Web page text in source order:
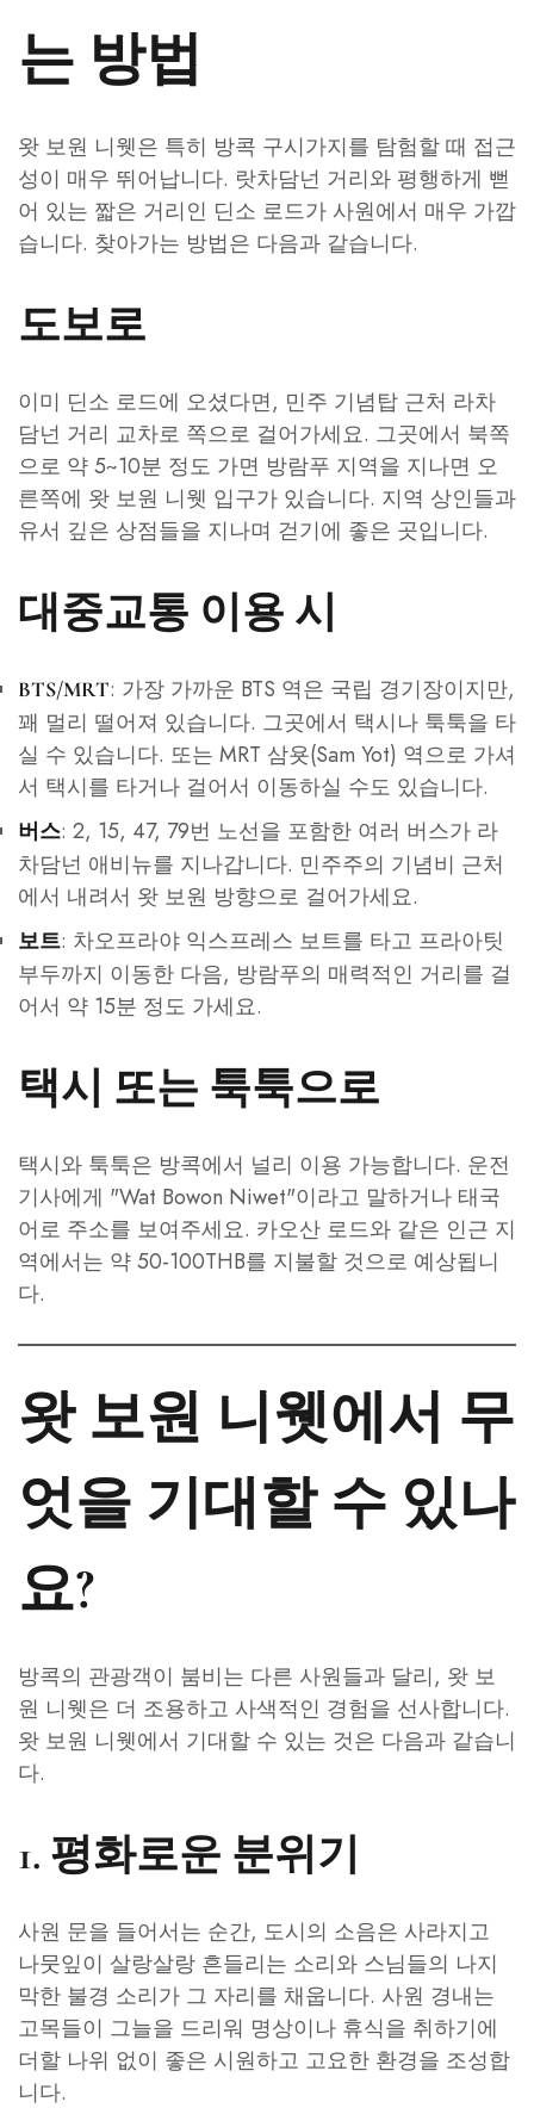
는 방법
왓 보원 니웻은 특히 방콕 구시가지를 탐험할 때 접근
성이 매우 뛰어납니다. 랏차담넌 거리와 평행하게 뻗
어 있는 짧은 거리인 딘소 로드가 사원에서 매우 가깝
습니다. 찾아가는 방법은 다음과 같습니다.
도보로
이미 딘소 로드에 오셨다면, 민주 기념탑 근처 라차
담넌 거리 교차로 쪽으로 걸어가세요. 그곳에서 북쪽
으로 약 5~10분 정도 가면 방람푸 지역을 지나면 오
른쪽에 왓 보원 니웻 입구가 있습니다. 지역 상인들과
유서 깊은 상점들을 지나며 걷기에 좋은 곳입니다.
대중교통 이용 시
BTS/MRT: 가장 가까운 BTS 역은 국립 경기장이지만,
꽤 멀리 떨어져 있습니다. 그곳에서 택시나 툭툭을 타
실 수 있습니다. 또는 MRT 삼욧(Sam Yot) 역으로 가셔
서 택시를 타거나 걸어서 이동하실 수도 있습니다.
버스: 2, 15, 47, 79번 노선을 포함한 여러 버스가 라
차담넌 애비뉴를 지나갑니다. 민주주의 기념비 근처
에서 내려서 왓 보원 방향으로 걸어가세요.
보트: 차오프라야 익스프레스 보트를 타고 프라아팃
부두까지 이동한 다음, 방람푸의 매력적인 거리를 걸
어서 약 15분 정도 가세요.
택시 또는 툭툭으로
택시와 툭툭은 방콕에서 널리 이용 가능합니다. 운전
기사에게 "Wat Bowon Niwet"이라고 말하거나 태국
어로 주소를 보여주세요. 카오산 로드와 같은 인근 지
역에서는 약 50-100THB를 지불할 것으로 예상됩니
다.
왓 보원 니웻에서 무
엇을 기대할 수 있나
요?
방콕의 관광객이 붐비는 다른 사원들과 달리, 왓 보
원 니웻은 더 조용하고 사색적인 경험을 선사합니다.
왓 보원 니웻에서 기대할 수 있는 것은 다음과 같습니
다.
1. 평화로운 분위기
사원 문을 들어서는 순간, 도시의 소음은 사라지고
나뭇잎이 살랑살랑 흔들리는 소리와 스님들의 나지
막한 불경 소리가 그 자리를 채웁니다. 사원 경내는
고목들이 그늘을 드리워 명상이나 휴식을 취하기에
더할 나위 없이 좋은 시원하고 고요한 환경을 조성합
니다.